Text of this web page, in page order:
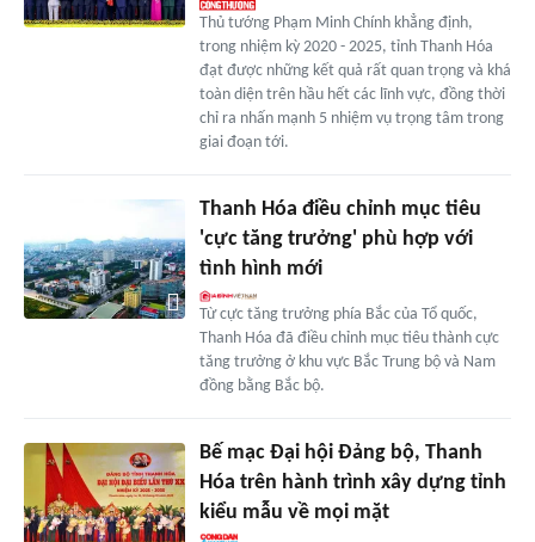
Thủ tướng Phạm Minh Chính khẳng định,
trong nhiệm kỳ 2020 - 2025, tỉnh Thanh Hóa
đạt được những kết quả rất quan trọng và khá
toàn diện trên hầu hết các lĩnh vực, đồng thời
chỉ ra nhấn mạnh 5 nhiệm vụ trọng tâm trong
giai đoạn tới.
Thanh Hóa điều chỉnh mục tiêu
'cực tăng trưởng' phù hợp với
tình hình mới
Từ cực tăng trưởng phía Bắc của Tổ quốc,
Thanh Hóa đã điều chỉnh mục tiêu thành cực
tăng trưởng ở khu vực Bắc Trung bộ và Nam
đồng bằng Bắc bộ.
Bế mạc Đại hội Đảng bộ, Thanh
Hóa trên hành trình xây dựng tỉnh
kiểu mẫu về mọi mặt